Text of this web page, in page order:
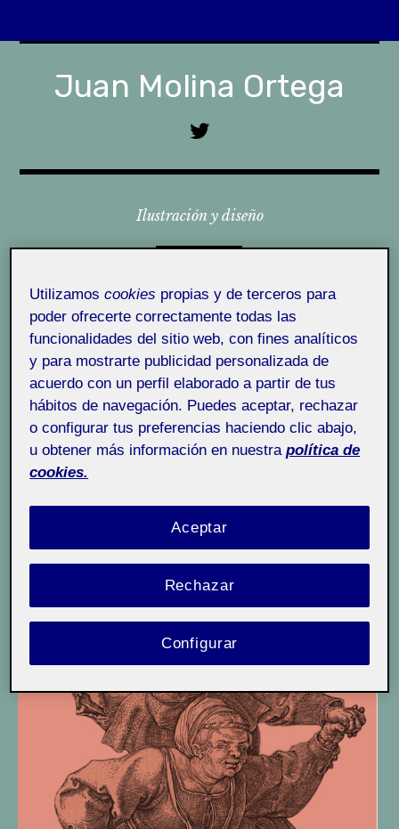
contentJuan Molina Ortega
i
t
e
U
O
C
u
n
i
v
e
i
d
a
d
Ilustración y diseño
¿Quién soy?
¿Qué es Folio?
ActiFolio:
Bienvenidas y bienvenidos a
Recursos y Comunidades Digitales!
Utilizamoscookies propias y de terceros para
poder ofrecerte correctamente todas las
funcionalidades del sitio web, con fines analíticos
y para mostrarte publicidad personalizada de
acuerdo con un perfil elaborado a partir de tus
hábitos de navegación. Puedes aceptar, rechazar
o configurar tus preferencias haciendo clic abajo,
u obtener más información en nuestra política de
cookies.
Rechazar
Aceptar
Configurar